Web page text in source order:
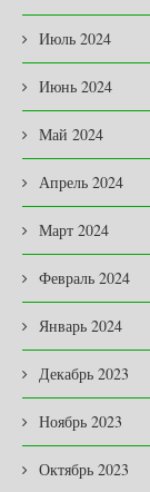
Июль 2024
Июнь 2024
Май 2024
Апрель 2024
Март 2024
Февраль 2024
Январь 2024
Декабрь 2023
Ноябрь 2023
Октябрь 2023